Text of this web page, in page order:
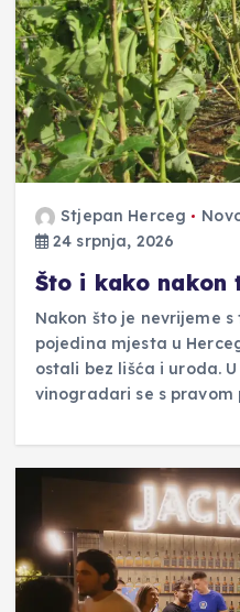
Stjepan Herceg
24 srpnja, 2026
Što i kako nakon
Nakon što je nevrijeme
pojedina mjesta u
ostali bez lišća i uroda.
vinogradari se s